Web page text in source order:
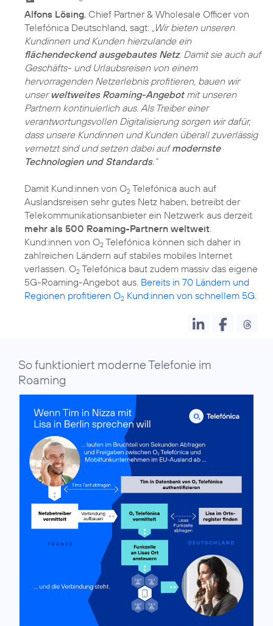
Alfons Lösing, Chief Partner & Wholesale Officer von
Telefónica Deutschland, sagt: „Wir bieten unseren
Kundinnen und Kunden hierzulande ein
flächendeckend ausgebautes Netz. Damit sie auch auf
Geschäfts- und Urlaubsreisen von einem
hervorragenden Netzerlebnis profitieren, bauen wir
unser weltweites Roaming-Angebotmit unseren
Partnern kontinuierlich aus. Als Treiber einer
verantwortungsvollen Digitalisierung sorgen wir dafür,
dass unsere Kundinnen und Kunden überall zuverlässig
vernetzt sind und setzen dabei aufmodernste
Technologien und Standards.“
Damit Kund:innen von O2 Telefónica auch auf
Auslandsreisen sehr gutes Netz haben, betreibt der
Telekommunikationsanbieter ein Netzwerk aus derzeit
mehr als 500 Roaming-Partnern weltweit.
Kund:innen von O2 Telefónica können sich daher in
zahlreichen Ländern auf stabiles mobiles Internet
verlassen. O2 Telefónica baut zudem massiv das eigene
5G-Roaming-Angebot aus. Bereits in 70 Ländern und
Regionen profitieren O2 Kund:innen von schnellem 5G.
So funktioniert moderne Telefonie im
Roaming